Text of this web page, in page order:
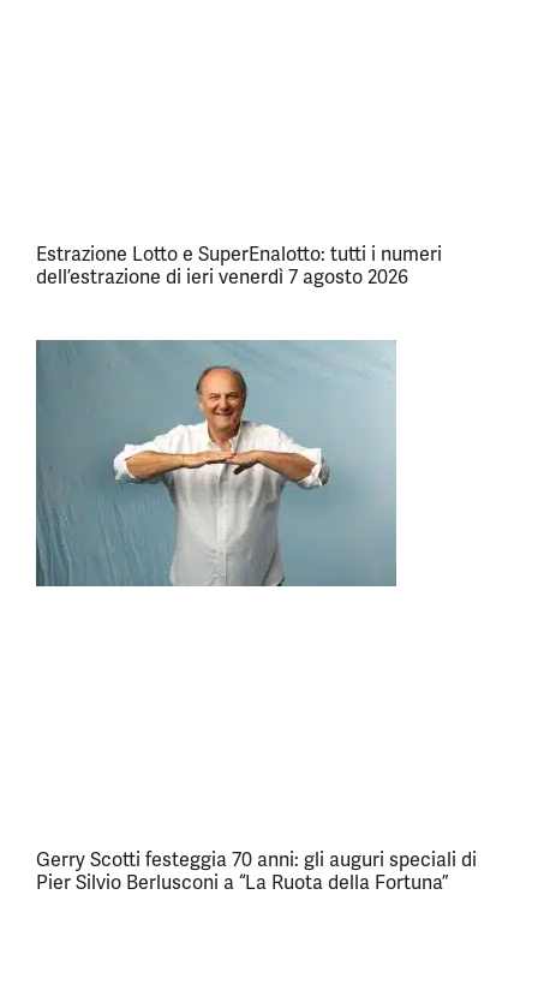
Estrazione Lotto e SuperEnalotto: tutti i numeri
dell’estrazione di ieri venerdì 7 agosto 2026
Gerry Scotti festeggia 70 anni: gli auguri speciali di
Pier Silvio Berlusconi a “La Ruota della Fortuna”